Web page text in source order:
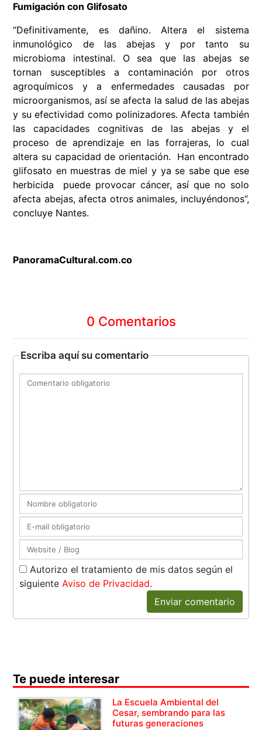
Fumigación con Glifosato
“Definitivamente, es dañino. Altera el sistema
inmunológico de las abejas y por tanto su
microbioma intestinal. O sea que las abejas se
tornan susceptibles a contaminación por otros
agroquímicos y a enfermedades causadas por
microorganismos, así se afecta la salud de las abejas
y su efectividad como polinizadores. Afecta también
las capacidades cognitivas de las abejas y el
proceso de aprendizaje en las forrajeras, lo cual
altera su capacidad de orientación. Han encontrado
glifosato en muestras de miel y ya se sabe que ese
herbicida puede provocar cáncer, así que no solo
afecta abejas, afecta otros animales, incluyéndonos”,
concluye Nantes.
PanoramaCultural.com.co
0 Comentarios
Escriba aquí su comentario
Autorizo el tratamiento de mis datos según el
siguienteAviso de Privacidad.
Enviar comentario
Te puede interesar
La Escuela Ambiental del
Cesar, sembrando para las
futuras generaciones